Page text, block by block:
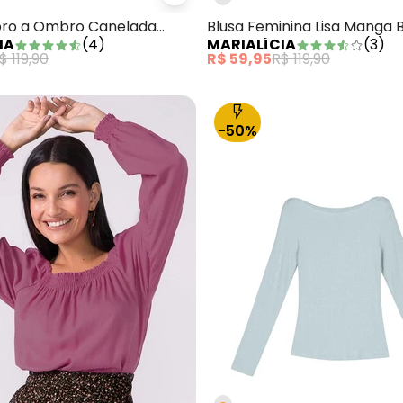
a Ombro Canelada
(4)
119,90
Blusa Feminina Lisa Manga
Cinza
MARIALÍCIA (3)
R$ 59,95R$ 119,90
-50%